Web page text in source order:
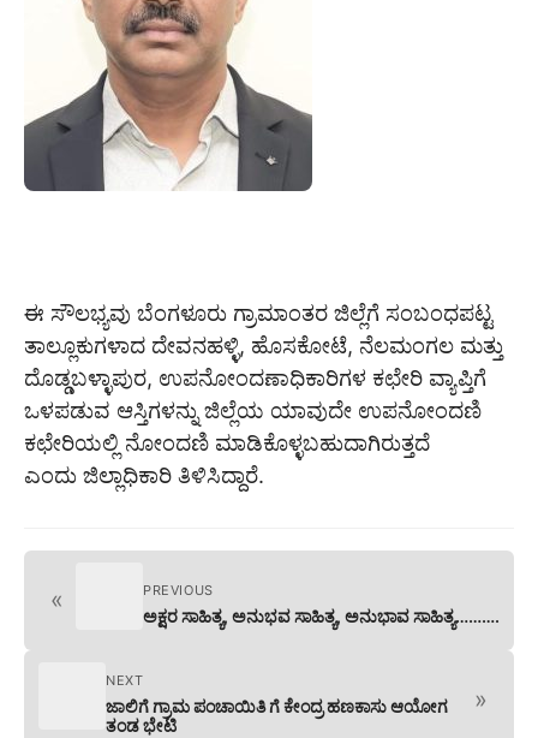
ಈ ಸೌಲಭ್ಯವು ಬೆಂಗಳೂರು ಗ್ರಾಮಾಂತರ ಜಿಲ್ಲೆಗೆ ಸಂಬಂಧಪಟ್ಟ
ತಾಲ್ಲೂಕುಗಳಾದ ದೇವನಹಳ್ಳಿ, ಹೊಸಕೋಟೆ, ನೆಲಮಂಗಲ ಮತ್ತು
ದೊಡ್ಡಬಳ್ಳಾಪುರ, ಉಪನೋಂದಣಾಧಿಕಾರಿಗಳ ಕಛೇರಿ ವ್ಯಾಪ್ತಿಗೆ
ಒಳಪಡುವ ಆಸ್ತಿಗಳನ್ನು ಜಿಲ್ಲೆಯ ಯಾವುದೇ ಉಪನೋಂದಣಿ
ಕಛೇರಿಯಲ್ಲಿ ನೋಂದಣಿ ಮಾಡಿಕೊಳ್ಳಬಹುದಾಗಿರುತ್ತದೆ
ಎಂದು ಜಿಲ್ಲಾಧಿಕಾರಿ ತಿಳಿಸಿದ್ದಾರೆ.
« PREVIOUS
ಅಕ್ಷರ ಸಾಹಿತ್ಯ, ಅನುಭವ ಸಾಹಿತ್ಯ, ಅನುಭಾವ ಸಾಹಿತ್ಯ……….
NEXT
ಜಾಲಿಗೆ ಗ್ರಾಮ ಪಂಚಾಯಿತಿ ಗೆ ಕೇಂದ್ರ ಹಣಕಾಸು ಆಯೋಗ
ತಂಡ ಭೇಟಿ
»